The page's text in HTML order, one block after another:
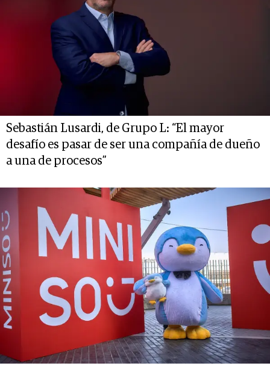
Sebastián Lusardi, de Grupo L: “El mayor
desafío es pasar de ser una compañía de dueño
a una de procesos”